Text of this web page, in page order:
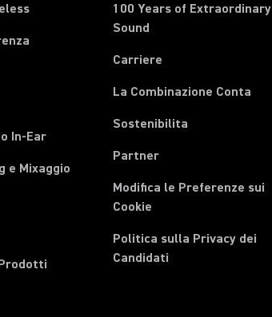
In-Ear
e Mixaggio
100 Years of Extraordinary
Sound
Carriere
La Combinazione Conta
Sostenibilita
Partner
Modifica le Preferenze sui
Cookie
Politica sulla Privacy dei
Candidati